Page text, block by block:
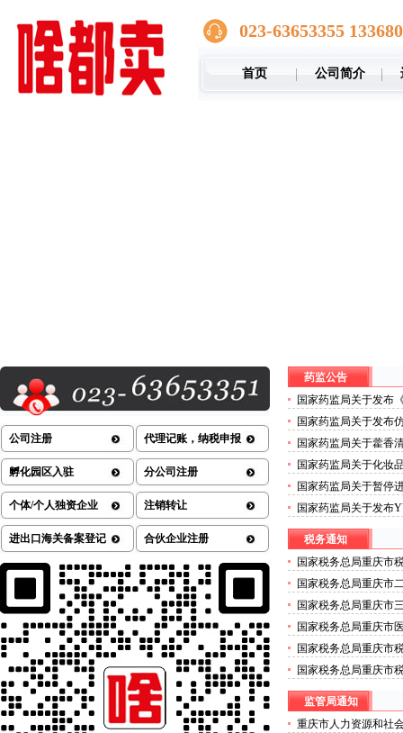
023-63653355
首页 公司简介
公司注册 代理记账，纳税申报
孵化园区入驻 分公司注册
个体/个人独资企业 注销转让
进出口海关备案登记 合伙企业注册
药监公告
国家药监局关于发布
械许可证办理流程测
的公告（2026年第72
国家药监局关于发布
七批）的重庆医疗器
国家药监局关于藿香
方药的医疗器械许可
国家药监局关于化妆
许可证办理公告（
国家药监局关于暂停
技术株式会社外科植
可证办理流程公告（
国家药监局关于发布
疗器械许可证办理公
税务通知
国家税务总局重庆市
营商环境若干措施的
国家税务总局重庆市
年度拟录用公务员公
国家税务总局重庆市
年度公开招聘事业单
国家税务总局重庆市
年度考试录用公务员
国家税务总局重庆市
师事务所有限公司行
国家税务总局重庆市
监管局通知
重庆市人力资源和社